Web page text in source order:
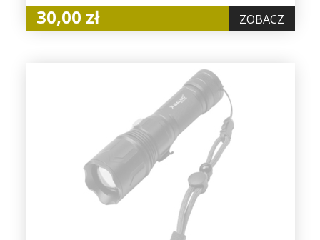
30,00 zł ZOBACZ